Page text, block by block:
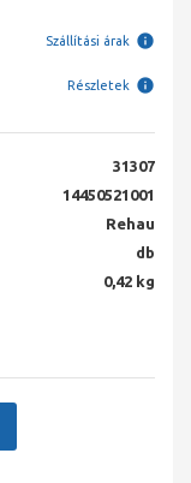
Szállítási árak
Részletek
31307
14450521001
Rehau
db
0,42 kg